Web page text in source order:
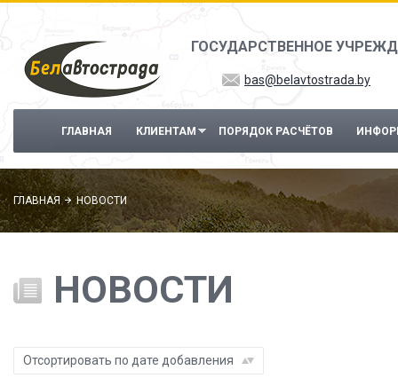
Перейти к основному содержанию
ГОСУДАРСТВЕННОЕ
bas@belavtostrada.by
ГЛАВНАЯ КЛИЕНТАМ ПОРЯДОК РАСЧЁТОВ
ГЛАВНАЯ НОВОСТИ
НОВОСТИ
Отсортировать по дате добавления